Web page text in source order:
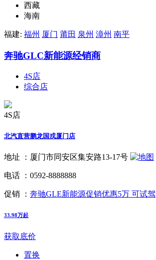
西藏
海南
福建: 福州 厦门 莆田 泉州 漳州 南平
奔驰GLC新能源经销商
4S店
综合店
4S店
北汽直营鹏龙国戎厦门店
地址 ： 厦门市同安区集安路13-17号
电话 ： 0592-8888888
促销 ： 奔驰GLE新能源促销优惠5万 可试驾
33.98万起
获取底价
置换